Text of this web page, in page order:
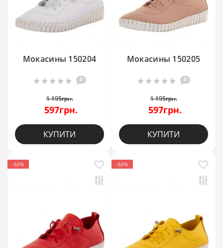
Мокасины 150204
0
1 195грн.
597грн.
КУПИТИ
Мокасины 150205
0
1 195грн.
597грн.
КУПИТИ
-50% -50%